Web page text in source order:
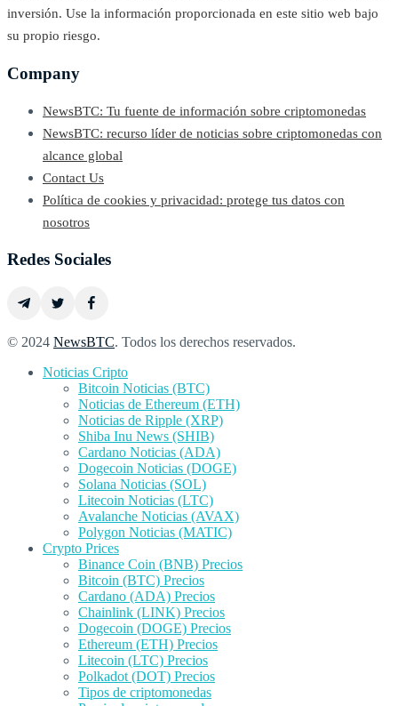
inversión. Use la información proporcionada en este sitio web bajo
su propio riesgo.
Company
NewsBTC: Tu fuente de información sobre criptomonedas
NewsBTC: recurso líder de noticias sobre criptomonedas con
alcance global
Contact Us
Política de cookies y privacidad: protege tus datos con
nosotros
Redes Sociales
© 2024 NewsBTC. Todos los derechos reservados.
Noticias Cripto
Bitcoin Noticias (BTC)
Noticias de Ethereum (ETH)
Noticias de Ripple (XRP)
Shiba Inu News (SHIB)
Cardano Noticias (ADA)
Dogecoin Noticias (DOGE)
Solana Noticias (SOL)
Litecoin Noticias (LTC)
Avalanche Noticias (AVAX)
Polygon Noticias (MATIC)
Crypto Prices
Binance Coin (BNB) Precios
Bitcoin (BTC) Precios
Cardano (ADA) Precios
Chainlink (LINK) Precios
Dogecoin (DOGE) Precios
Ethereum (ETH) Precios
Litecoin (LTC) Precios
Polkadot (DOT) Precios
Tipos de criptomonedas